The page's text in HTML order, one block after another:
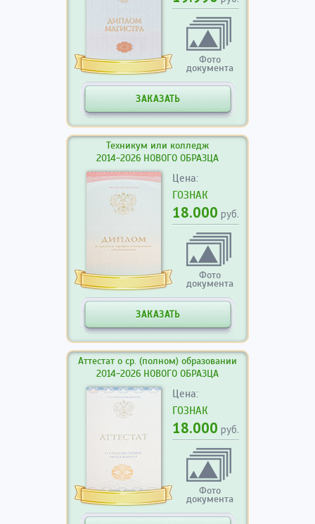
Фото
документа
ЗАКАЗАТЬ
Техникум или колледж
2014-2026 НОВОГО ОБРАЗЦА
Цена:
ГОЗНАК
18.000 руб.
Фото
документа
ЗАКАЗАТЬ
Аттестат о ср. (полном) образовании
2014-2026 НОВОГО ОБРАЗЦА
Цена:
ГОЗНАК
18.000 руб.
Фото
документа